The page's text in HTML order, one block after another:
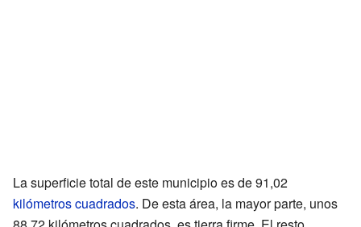
La superficie total de este municipio es de 91,02
kilómetros cuadrados. De esta área, la mayor parte, unos